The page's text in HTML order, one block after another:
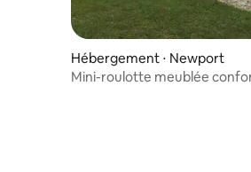
Hébergement ⋅ Newport
Mini-roulotte meublée